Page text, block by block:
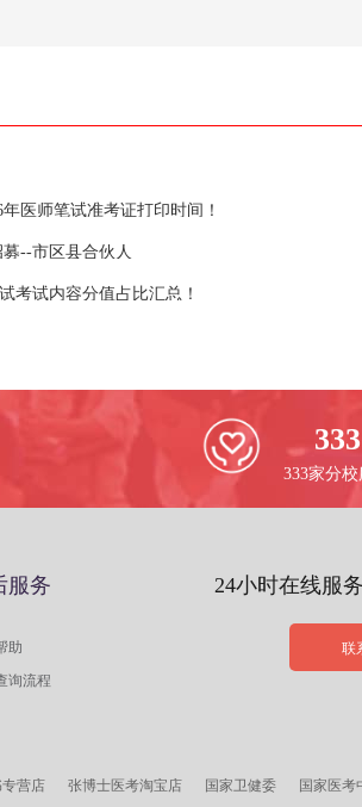
年医师笔试准考证打印时间！
--市区县合伙人
考试内容分值占比汇总！
333
333家分
服务
助
询流程
24小时在线服
联
营店 张博士医考淘宝店 国家卫健委
国家医考